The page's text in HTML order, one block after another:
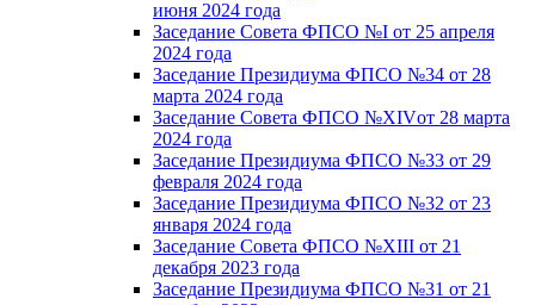
июня 2024 года
Заседание Совета ФПСО №I от 25 апреля
2024 года
Заседание Президиума ФПСО №34 от 28
марта 2024 года
Заседание Совета ФПСО №XIVот 28 марта
2024 года
Заседание Президиума ФПСО №33 от 29
февраля 2024 года
Заседание Президиума ФПСО №32 от 23
января 2024 года
Заседание Совета ФПСО №XIII от 21
декабря 2023 года
Заседание Президиума ФПСО №31 от 21